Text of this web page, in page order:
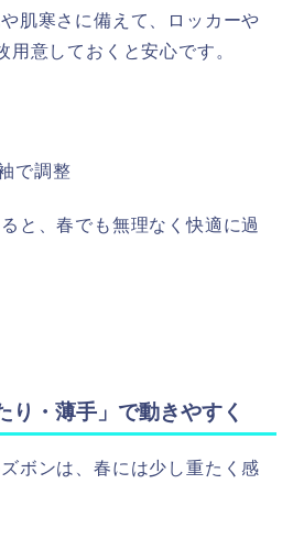
肌寒さに備えて、ロッカーや
用意しておくと安心です。
で調整
と、春でも無理なく快適に過
・薄手」で動きやすく
ボンは、春には少し重たく感